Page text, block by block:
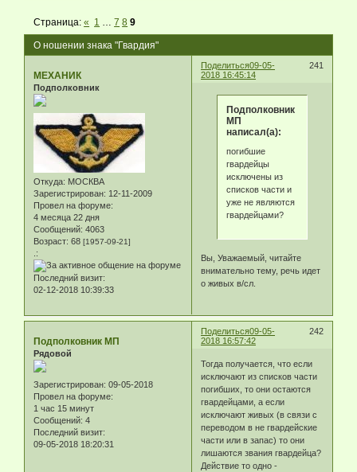
О ношении знака "Гвардия"
Страница:« 1 7 8 9
Поделиться 241
09-05-
2018 16:45:14
МЕХАНИК
Подполковник
Откуда: МОСКВА
Зарегистрирован: 12-11-2009
Провел на форуме:
4 месяца 22 дня
Сообщений: 4063
Возраст: 68 [1957-09-21]
.:
Последний визит:
02-12-2018 10:39:33
Подполковник
МП
написал(а):
погибшие
гвардейцы
исключены из
списков части и
уже не являются
гвардейцами?
Вы, Уважаемый, читайте
внимательно тему, речь идет
о живых в/сл.
Поделиться 242
09-05-
2018 16:57:42
Подполковник МП
Рядовой
Зарегистрирован: 09-05-2018
Провел на форуме:
1 час 15 минут
Сообщений: 4
Последний визит:
09-05-2018 18:20:31
Тогда получается, что если
исключают из списков части
погибших, то они остаются
гвардейцами, а если
исключают живых (в связи с
переводом в не гвардейские
части или в запас) то они
лишаются звания гвардейца?
Действие то одно -